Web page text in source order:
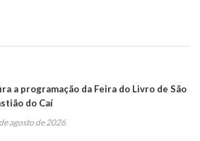
a programação da Feira do Livro de São
do Caí
agosto de 2026